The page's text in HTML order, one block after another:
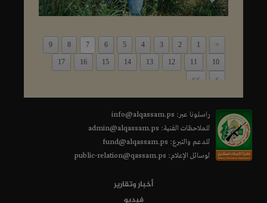
<
1
2
3
4
5
6
7
8
9
10
11
12
13
14
15
16
17
>
>>
راسلونا عبر: info@alqassam.ps
للملاحظات الفنية: admin@alqassam.ps
للدعم والتبرع: fund@alqassam.ps
لوسائل الإعلام: public-relation@qassam.ps
أخبار وتقارير
فيديو